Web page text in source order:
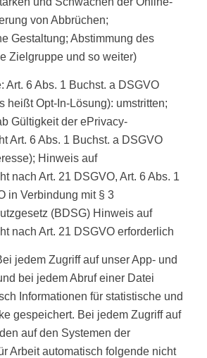
von Abbrüchen;
Gestaltung; Abstimmung des
Zielgruppe und so weiter)
Art. 6 Abs. 1 Buchst. a DSGVO
heißt Opt-In-Lösung): umstritten;
Gültigkeit der ePrivacy-
Art. 6 Abs. 1 Buchst. a DSGVO
Hinweis auf
nach Art. 21 DSGVO, Art. 6 Abs. 1
in Verbindung mit § 3
(BDSG) Hinweis auf
nach Art. 21 DSGVO erforderlich
jedem Zugriff auf unser App- und
bei jedem Abruf einer Datei
Informationen für statistische und
gespeichert. Bei jedem Zugriff auf
auf den Systemen der
Arbeit automatisch folgende nicht